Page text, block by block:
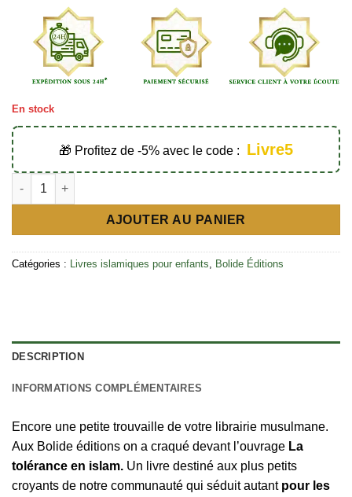
En stock
🎁 Profitez de -5% avec le code : Livre5
quantité de La tolérance en islam - Bolide Éditions
AJOUTER AU PANIER
Catégories : Livres islamiques pour enfants Bolide Éditions
DESCRIPTION
INFORMATIONS COMPLÉMENTAIRES
Encore une petite trouvaille de votre librairie musulmane.
Aux Bolide éditions on a craqué devant l’ouvrage La
tolérance en islam. Un livre destiné aux plus petits
croyants de notre communauté qui séduit autant pour les